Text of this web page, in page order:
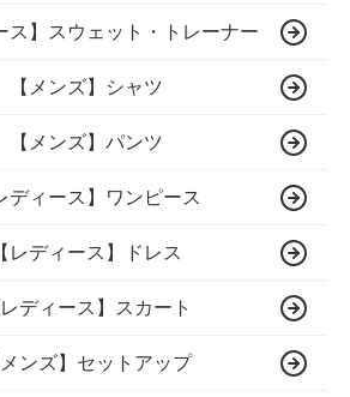
ス】スウェット・トレーナー
【メンズ】シャツ
【メンズ】パンツ
ディース】ワンピース
【レディース】ドレス
レディース】スカート
メンズ】セットアップ